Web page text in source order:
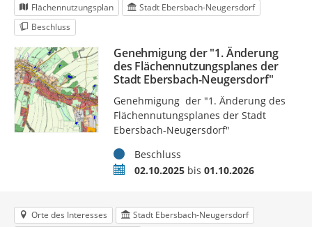
Flächennutzungsplan
Stadt Ebersbach-Neugersdorf
Beschluss
Genehmigung der "1. Änderung
des Flächennutzungsplanes der
Stadt Ebersbach-Neugersdorf"
Genehmigung der "1. Änderung des
Flächennutungsplanes der Stadt
Ebersbach-Neugersdorf"
StatusBeschluss
Zeitraum02.10.2025bis 01.10.2026
Orte des Interesses
Stadt Ebersbach-Neugersdorf